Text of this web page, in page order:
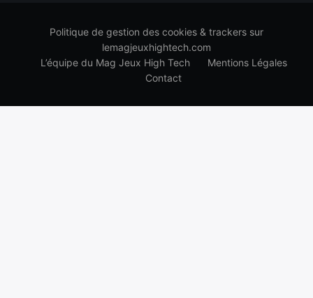
Politique de gestion des cookies & trackers sur
lemagjeuxhightech.com
L’équipe du Mag Jeux High Tech
Mentions Légales
Contact